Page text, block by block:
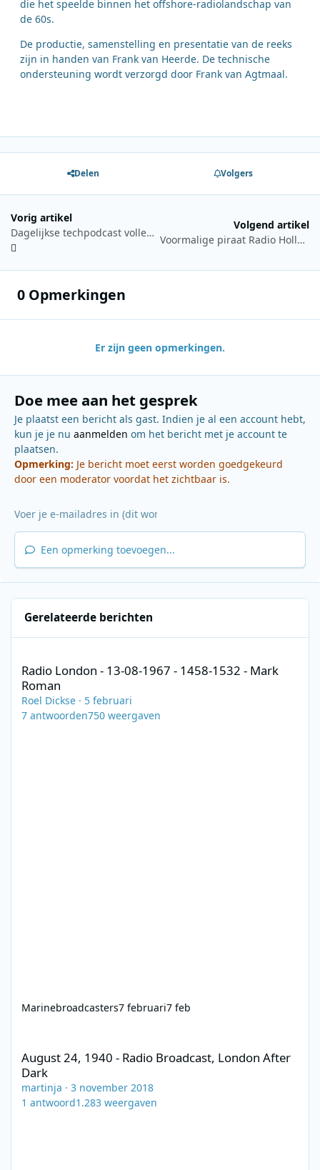
die het speelde binnen het offshore-radiolandschap van
de 60s.
De productie, samenstelling en presentatie van de reeks
zijn in handen van Frank van Heerde. De technische
ondersteuning wordt verzorgd door Frank van Agtmaal.
Delen Volgers
Vorig artikel
Dagelijkse techpodcast volledig geproduceerd door AI
Volgend artikel
Voormalige piraat Radio Hollandia breidt uit naar DAB+ in regio Den Haag
0 Opmerkingen
Er zijn geen opmerkingen.
Doe mee aan het gesprek
Je plaatst een bericht als gast. Indien je al een account hebt,
kun je je nu aanmelden om het bericht met je account te
plaatsen.
Opmerking: Je bericht moet eerst worden goedgekeurd
door een moderator voordat het zichtbaar is.
Een opmerking toevoegen...
Gerelateerde berichten
Radio London - 13-08-1967 - 1458-1532 - Mark
Roman
Roel Dickse · 5 februari
7 antwoorden750 weergaven
Marinebroadcasters7 februari7 feb
August 24, 1940 - Radio Broadcast, London After
Dark
martinja · 3 november 2018
1 antwoord1.283 weergaven